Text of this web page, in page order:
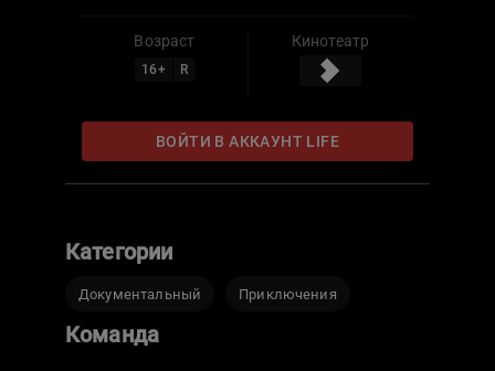
Возраст
16+ R
Кинотеатр
ВОЙТИ В АККАУНТ LIFE
Категории
Документальный Приключения
Команда